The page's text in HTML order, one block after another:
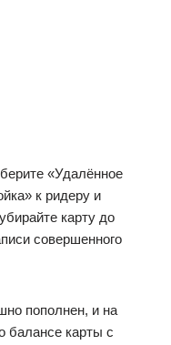
«Удалённое
к ридеру и
карту до
совершенного
пополнен, и на
балансе карты с